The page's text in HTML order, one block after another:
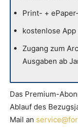
Print- +
kostenlose
Zugang zum
Ausgaben ab
Das Premium-
Ablauf des
Mail an